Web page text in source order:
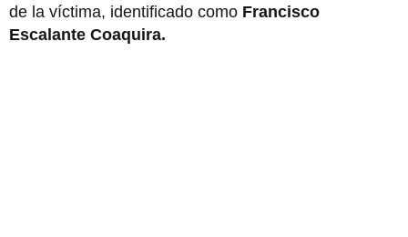
de la víctima, identificado como Francisco
Escalante Coaquira.